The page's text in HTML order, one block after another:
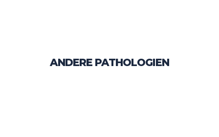
ANDERE PATHOLOGIEN